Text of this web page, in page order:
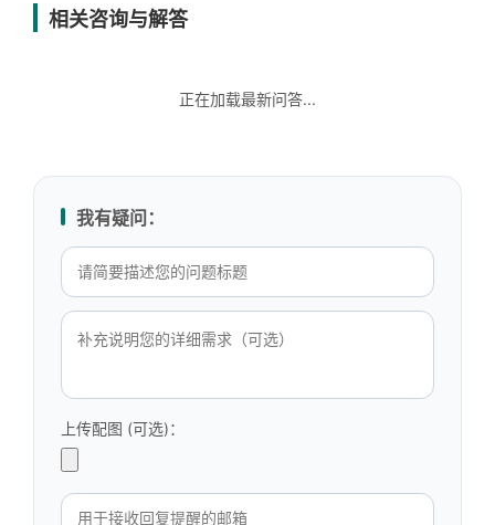
相关咨询与解答
正在加载最新问答...
我有疑问：
上传配图 (可选)：